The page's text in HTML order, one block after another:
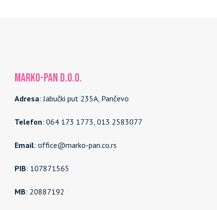
MARKO-PAN d.o.o.
Adresa: Jabučki put 235A, Pančevo
Telefon: 064 173 1773, 013 2583077
Email: office@marko-pan.co.rs
PIB: 107871565
MB: 20887192